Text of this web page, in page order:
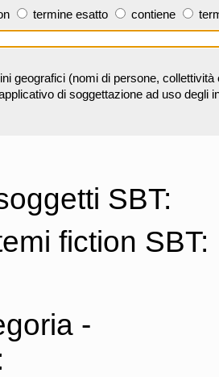
termine esatto contiene
geografici (nomi di persone,
di soggettazione ad uso degli
SBT:
fiction SBT:
-